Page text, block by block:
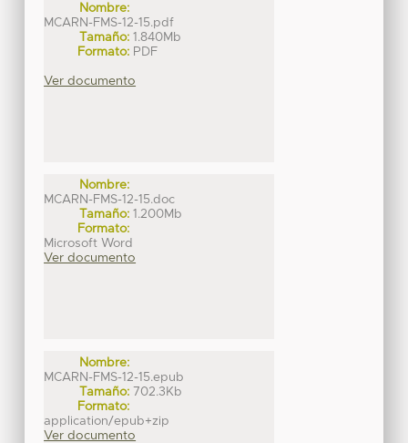
Nombre:
MCARN-FMS-12-15.pdf
Tamaño: 1.840Mb
Formato: PDF
Ver documento
Nombre:
MCARN-FMS-12-15.doc
Tamaño: 1.200Mb
Formato:
Microsoft Word
Ver documento
Nombre:
MCARN-FMS-12-15.epub
Tamaño: 702.3Kb
Formato:
application/epub+zip
Ver documento